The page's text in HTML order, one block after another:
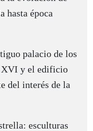
hasta época
palacio de los
XVI y el edificio
del interés de la
esculturas